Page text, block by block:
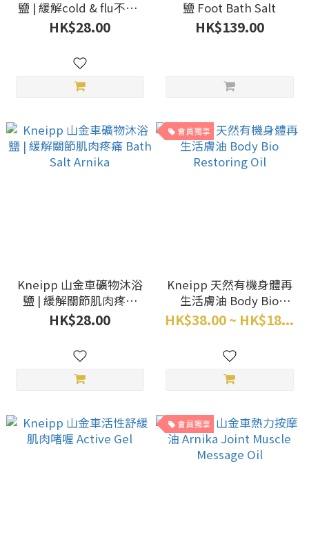
鹽 | 緩解cold & flu不適,
提振精神 Bath Salt
Eucalyptus
HK$28.00
鹽 Foot Bath Salt
HK$139.00
Kneipp 山金車礦物沐浴
鹽 | 緩解關節肌肉疼痛
Bath Salt Arnika
HK$28.00
會員獨享
Kneipp 天然有機身體再
生活膚油 Body Bio
Restoring Oil
HK$38.00 ~ HK$18...
會員獨享